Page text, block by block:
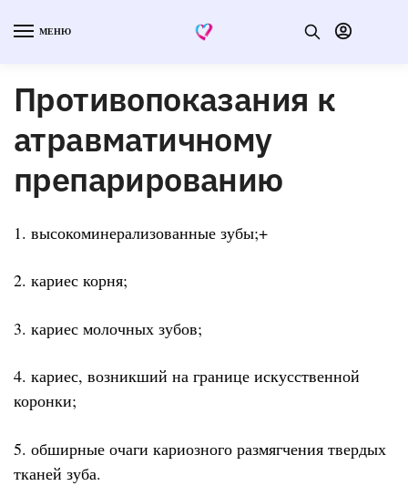
МЕНЮ
Противопоказания к
атравматичному
препарированию
1. высокоминерализованные зубы;+
2. кариес корня;
3. кариес молочных зубов;
4. кариес, возникший на границе искусственной
коронки;
5. обширные очаги кариозного размягчения твердых
тканей зуба.